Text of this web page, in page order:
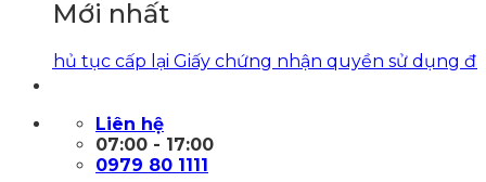
Mới nhất
tục cấp lại Giấy chứng nhận quyền sử dụng đất|
Liên hệ
07:00 - 17:00
0979 80 1111